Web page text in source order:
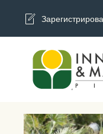
Skip to main content